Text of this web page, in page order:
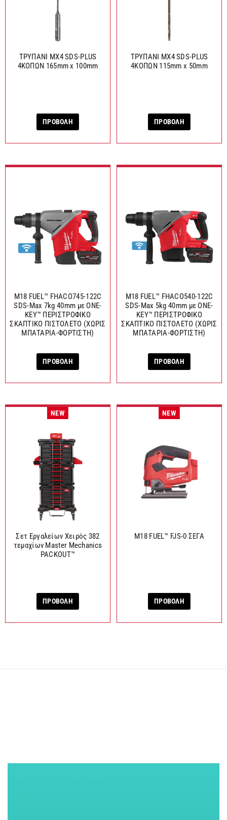
ΤΡΥΠΑΝΙ MX4 SDS-PLUS
4ΚΟΠΩΝ 165mm x 100mm
ΠΡΟΒΟΛΗ
ΤΡΥΠΑΝΙ MX4 SDS-PLUS
4ΚΟΠΩΝ 115mm x 50mm
ΠΡΟΒΟΛΗ
M18 FUEL™ FHACO745-122C
SDS-Max 7kg 40mm με ONE-
KEY™ ΠΕΡΙΣΤΡΟΦΙΚΟ
ΣΚΑΠΤΙΚΟ ΠΙΣΤΟΛΕΤΟ (ΧΩΡΙΣ
ΜΠΑΤΑΡΙΑ-ΦΟΡΤΙΣΤΗ)
ΠΡΟΒΟΛΗ
M18 FUEL™ FHACO540-122C
SDS-Max 5kg 40mm με ONE-
KEY™ ΠΕΡΙΣΤΡΟΦΙΚΟ
ΣΚΑΠΤΙΚΟ ΠΙΣΤΟΛΕΤΟ (ΧΩΡΙΣ
ΜΠΑΤΑΡΙΑ-ΦΟΡΤΙΣΤΗ)
ΠΡΟΒΟΛΗ
NEW
Σετ Εργαλείων Χειρός 382
τεμαχίων Master Mechanics
PACKOUT™
ΠΡΟΒΟΛΗ
NEW
M18 FUEL™ FJS-0 ΣΕΓΑ
ΠΡΟΒΟΛΗ